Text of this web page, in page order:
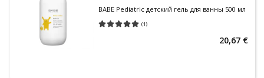
BABE Pediatric детский гель для ванны 500 мл
(1)
Средняя оценка 5.00
20,67 €